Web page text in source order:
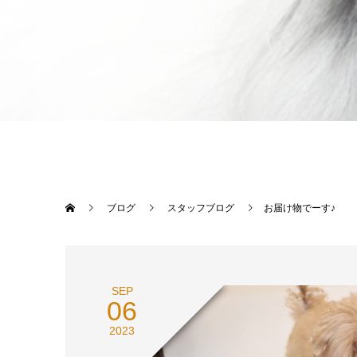
ブログ スタッフブログ お届け物でーす♪
SEP
06
2023